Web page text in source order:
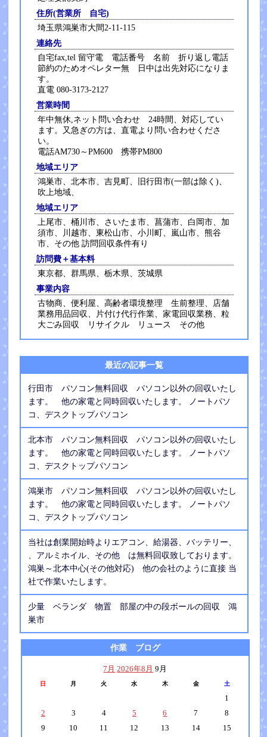
住所(営業所 自宅)
埼玉県鴻巣市大間2-11-115
連絡先
自宅fax,tel 留守電 電話番号 名前 折り返し電話
節約のためオペレター無 日中は出先対応になりま
す。
直電 080-3173-2127
営業時間
年中無休,ネット問い合わせ 24時間、対応してい
ます。又急ぎの方は、直電より問い合わせくださ
い。
電話AM730～PM600 携帯PM800
地域エリア
鴻巣市、北本市、吉見町、旧行田市(一部は除く)、
吹上地域、
地域エリア
上尾市、桶川市、さいたま市、菖蒲市、白岡市、加
須市、川越市、東松山市、小川町、嵐山市、熊谷
市、その他 訪問回収条件有り
訪問費＋基本料
東京都、群馬県、栃木県、茨城県
事業内容
古物商、便利屋、高齢者環境整理 生前整理、店舗
業務用品回収、片付け代行作業、家電回収業務、粒
大ごみ回収 リサイクル リュース その他
最近の記事一覧
行田市 パソコン無料回収 パソコン以外の回収いたし
ます。 他の家電と同時回収いたします。 ノートパソ
コ、デスクトップパソコン
北本市 パソコン無料回収 パソコン以外の回収いたし
ます。 他の家電と同時回収いたします。 ノートパソ
コ、デスクトップパソコン
鴻巣市 パソコン無料回収 パソコン以外の回収いたし
ます。 他の家電と同時回収いたします。 ノートパソ
コ、デスクトップパソコン
当社は創業開始時よりエアコン、給湯器、バッテリー、
、アルミホイル、その他 は無料回収致しております。
鴻巣～北本中心(その他対応) 他の会社のように直接 当
社で作業いたします。
少量 ベランダ 物置 部屋の中の段ボールの回収 鴻
巣市
作業 ブログ
7月 2026年8月 9月
日 月 火 水 木 金 土
1
2
3 4 5 6 7
8
9
10 11 12 13 14
15